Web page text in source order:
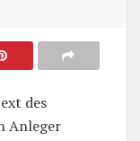
des
Anleger